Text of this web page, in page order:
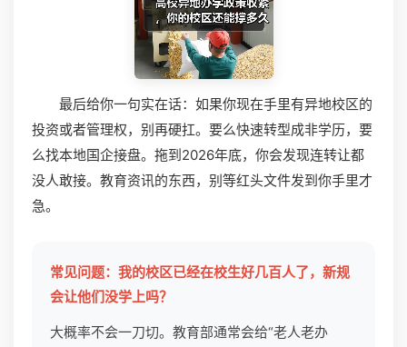
最后给你一句实在话：如果你现在手里有异地校区的
投资或者管理权，别再硬扛。要么快速转型成非学历，要
么找本地国企接盘。拖到2026年底，你会发现连转让都
没人敢接。教育资讯的东西，别等红头文件发到你手里才
急。
常见问题：我的校区已经在校生好几百人了，新规
会让他们没学上吗？
大概率不会一刀切。教育部通常会给“老人老办